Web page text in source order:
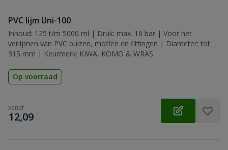
PVC lijm Uni-100
Inhoud: 125 t/m 5000 ml | Druk: max. 16 bar | Voor het
verlijmen van PVC buizen, moffen en fittingen | Diameter: tot
315 mm | Keurmerk: KIWA, KOMO & WRAS
Op voorraad
vanaf
€
12,09